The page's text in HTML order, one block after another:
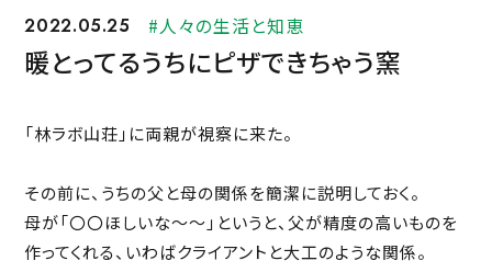
2022.05.25 #人々の生活と知恵
暖とってるうちにピザできちゃう窯
「林ラボ山荘」に両親が視察に来た。
その前に、うちの父と母の関係を簡潔に説明しておく。
母が「〇〇ほしいな〜〜」というと、父が精度の高いものを
作ってくれる、いわばクライアントと大工のような関係。